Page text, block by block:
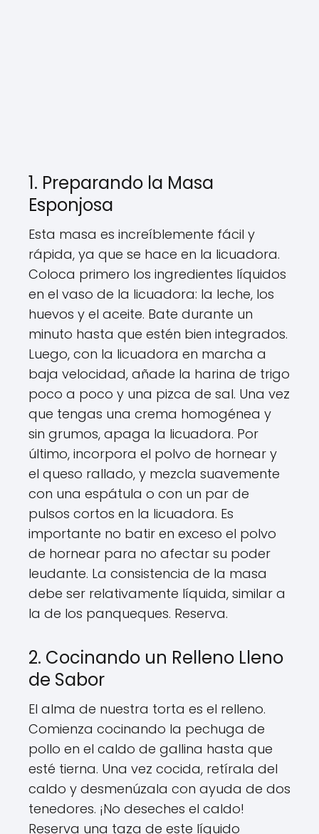
1. Preparando la Masa
Esponjosa
Esta masa es increíblemente fácil y
rápida, ya que se hace en la licuadora.
Coloca primero los ingredientes líquidos
en el vaso de la licuadora: la leche, los
huevos y el aceite. Bate durante un
minuto hasta que estén bien integrados.
Luego, con la licuadora en marcha a
baja velocidad, añade la harina de trigo
poco a poco y una pizca de sal. Una vez
que tengas una crema homogénea y
sin grumos, apaga la licuadora. Por
último, incorpora el polvo de hornear y
el queso rallado, y mezcla suavemente
con una espátula o con un par de
pulsos cortos en la licuadora. Es
importante no batir en exceso el polvo
de hornear para no afectar su poder
leudante. La consistencia de la masa
debe ser relativamente líquida, similar a
la de los panqueques. Reserva.
2. Cocinando un Relleno Lleno
de Sabor
El alma de nuestra torta es el relleno.
Comienza cocinando la pechuga de
pollo en el caldo de gallina hasta que
esté tierna. Una vez cocida, retírala del
caldo y desmenúzala con ayuda de dos
tenedores. ¡No deseches el caldo!
Reserva una taza de este líquido